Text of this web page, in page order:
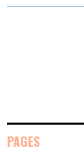
W
PAGES